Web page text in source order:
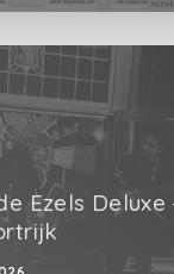
Ezels Deluxe